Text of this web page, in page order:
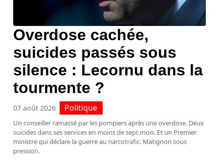
Overdose cachée,
suicides passés sous
silence : Lecornu dans la
tourmente ?
07 août 2026 Politique
Un conseiller ramassé par les pompiers après une overdose. Deux
suicides dans ses services en moins de sept mois. Et un Premier
ministre qui déclare la guerre au narcotrafic. Matignon sous
pression.